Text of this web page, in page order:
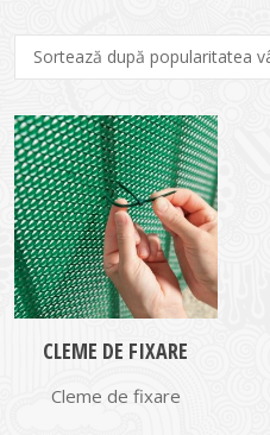
CLEME DE FIXARE
Cleme de fixare